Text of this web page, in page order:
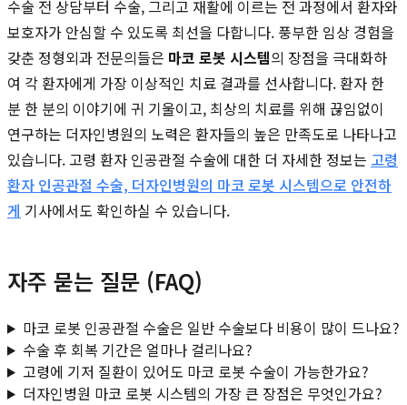
수술 전 상담부터 수술, 그리고 재활에 이르는 전 과정에서 환자와
보호자가 안심할 수 있도록 최선을 다합니다. 풍부한 임상 경험을
갖춘 정형외과 전문의들은 마코 로봇 시스템의 장점을 극대화하
여 각 환자에게 가장 이상적인 치료 결과를 선사합니다. 환자 한
분 한 분의 이야기에 귀 기울이고, 최상의 치료를 위해 끊임없이
연구하는 더자인병원의 노력은 환자들의 높은 만족도로 나타나고
있습니다. 고령 환자 인공관절 수술에 대한 더 자세한 정보는 고령
환자 인공관절 수술, 더자인병원의 마코 로봇 시스템으로 안전하
게 기사에서도 확인하실 수 있습니다.
자주 묻는 질문 (FAQ)
마코 로봇 인공관절 수술은 일반 수술보다 비용이 많이 드나요?
수술 후 회복 기간은 얼마나 걸리나요?
고령에 기저 질환이 있어도 마코 로봇 수술이 가능한가요?
더자인병원 마코 로봇 시스템의 가장 큰 장점은 무엇인가요?